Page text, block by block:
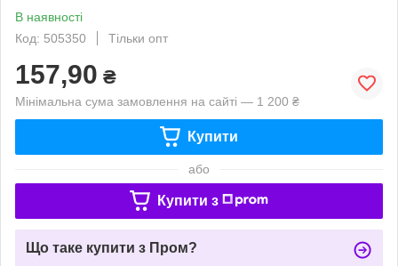
В наявності
Код: 505350
Тільки опт
157,90 ₴
Мінімальна сума замовлення на сайті — 1 200 ₴
Купити
або
Купити з
Що таке купити з Пром?